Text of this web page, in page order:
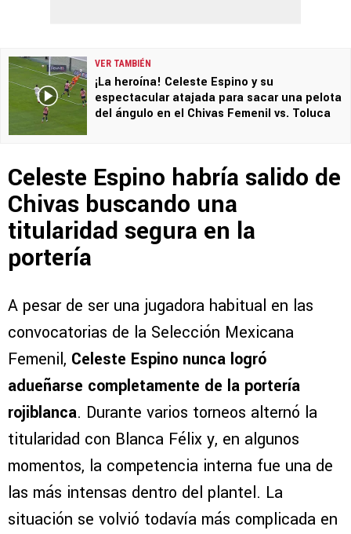
VER TAMBIÉN
¡La heroína! Celeste Espino y su
espectacular atajada para sacar una pelota
del ángulo en el Chivas Femenil vs. Toluca
Celeste Espino habría salido de
Chivas buscando una
titularidad segura en la
portería
A pesar de ser una jugadora habitual en las
convocatorias de la Selección Mexicana
Femenil, Celeste Espino nunca logró
adueñarse completamente de la portería
rojiblanca. Durante varios torneos alternó la
titularidad con Blanca Félix y, en algunos
momentos, la competencia interna fue una de
las más intensas dentro del plantel. La
situación se volvió todavía más complicada en